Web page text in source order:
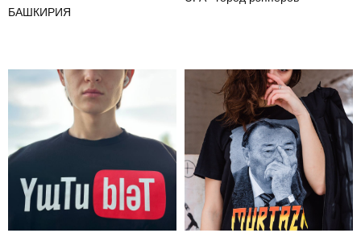
БАШКИРИЯ